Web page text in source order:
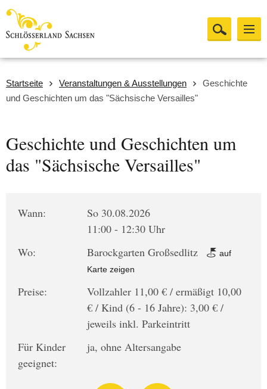
Startseite Veranstaltungen & Ausstellungen
Geschichte
und Geschichten um das "Sächsische Versailles"
Geschichte und Geschichten um
das "Sächsische Versailles"
Wann:
So 30.08.2026
11:00 - 12:30 Uhr
Wo:
Barockgarten Großsedlitz
auf
Karte zeigen
Preise:
Vollzahler 11,00 € / ermäßigt 10,00
€ / Kind (6 - 16 Jahre): 3,00 € /
jeweils inkl. Parkeintritt
Für Kinder
geeignet:
ja, ohne Altersangabe